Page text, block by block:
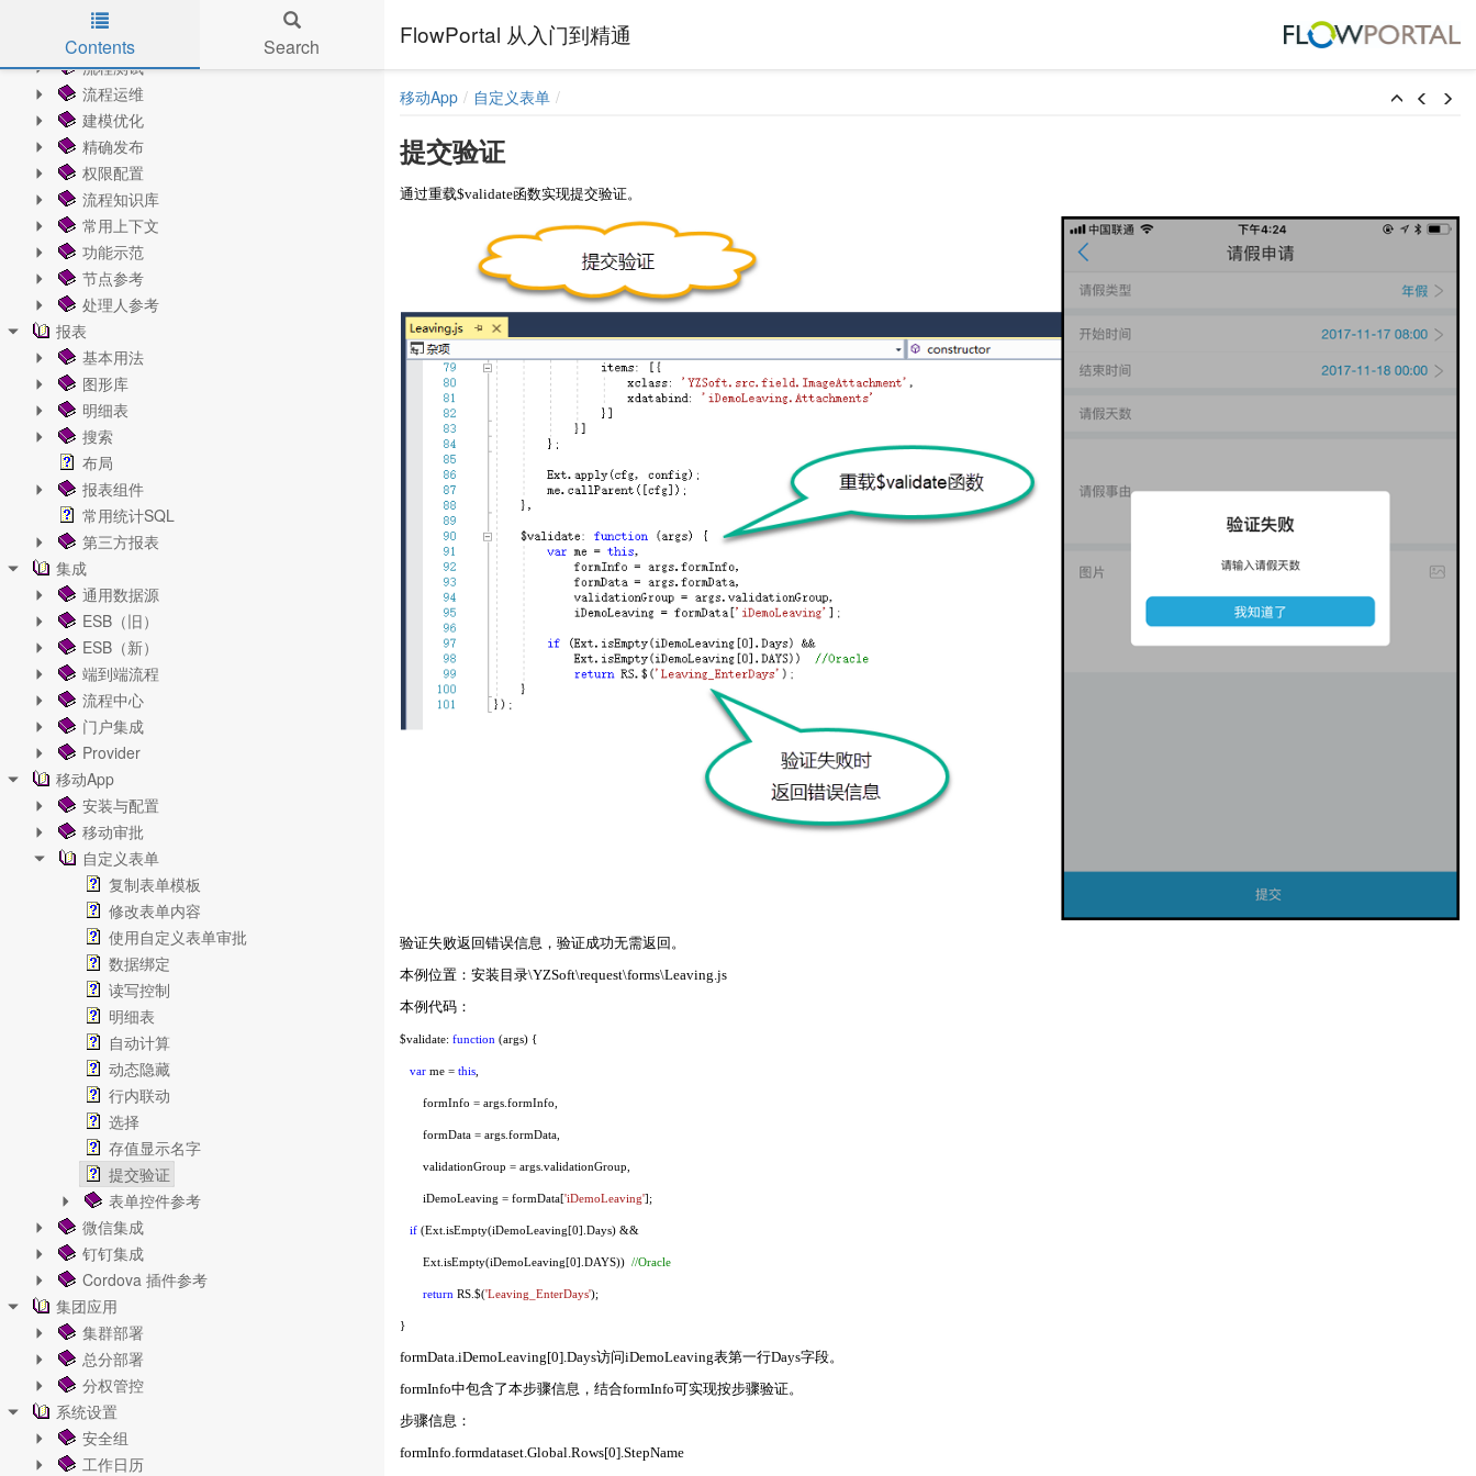
Skip to main content
FlowPortal 从入门到精通
Contents Search
弹性流程
流程输出
流程测试
流程运维
建模优化
精确发布
权限配置
流程知识库
常用上下文
功能示范
节点参考
处理人参考
报表
基本用法
图形库
明细表
搜索
布局
报表组件
常用统计SQL
第三方报表
集成
通用数据源
ESB（旧）
ESB（新）
端到端流程
流程中心
门户集成
Provider
移动App
安装与配置
移动审批
自定义表单
复制表单模板
修改表单内容
使用自定义表单审批
数据绑定
读写控制
明细表
自动计算
动态隐藏
行内联动
选择
存值显示名字
提交验证
表单控件参考
微信集成
钉钉集成
Cordova 插件参考
集团应用
集群部署
总分部署
分权管控
系统设置
安全组
工作日历
移动App 自定义表单
提交验证
通过重载$validate函数实现提交验证。
验证失败返回错误信息，验证成功无需返回。
本例位置：安装目录\YZSoft\request\forms\Leaving.js
本例代码：
$validate: function (args) {
var me = this
formInfo = args.formInfo,
formData = args.formData,
validationGroup = args.validationGroup,
iDemoLeaving = formData['iDemoLeaving'];
if (Ext.isEmpty(iDemoLeaving[0].Days) &&
Ext.isEmpty(iDemoLeaving[0].DAYS)) //Oracle
return RS.$('Leaving_EnterDays');
}
formData iDemoLeaving[0].Days访问iDemoLeaving表第一行Days字段。
formInfo中包含了本步骤信息，结合formInfo可实现按步骤验证。
步骤信息：
formInfo.formdataset.Global.Rows[0].StepName